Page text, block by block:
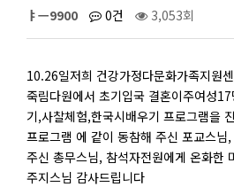
ㅑㅡ9900 0건 3,053회
10.26일저희 건강가정다문화가족지원
죽림다원에서 초기입국 결혼이주여성
기,사찰체험,한국시배우기 프로그램을
프로그램 에 같이 동참해 주신 포교스님
주신 총무스님, 참석자전원에게 온화한
주지스님 감사드립니다